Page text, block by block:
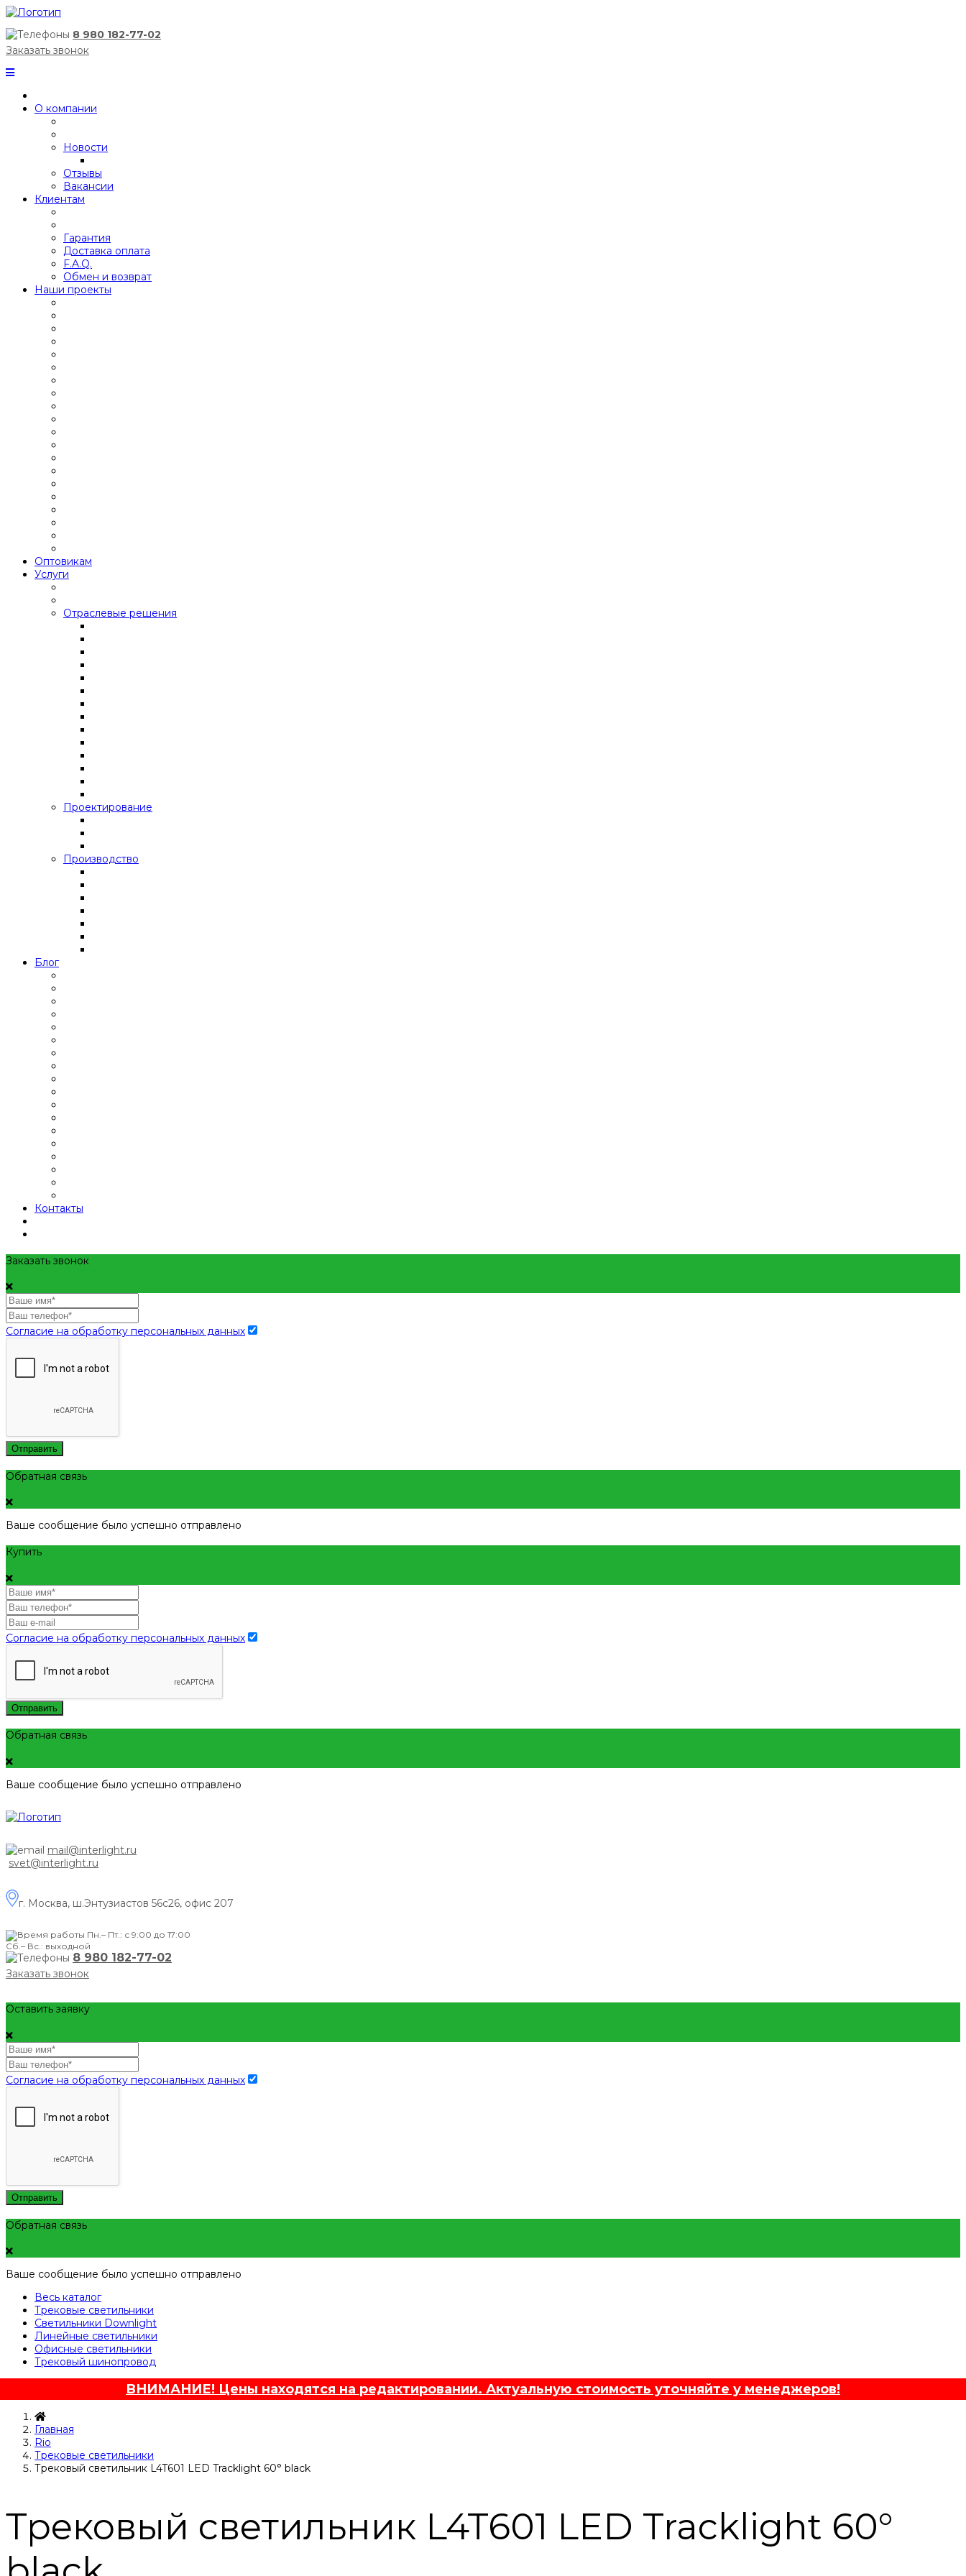
8 980 182-77-02
Заказать звонок
О компании
Новости
Отзывы
Вакансии
Клиентам
Гарантия
Доставка оплата
F.A.Q.
Обмен и возврат
Наши проекты
Оптовикам
Услуги
Отраслевые решения
Проектирование
Производство
Блог
Контакты
Заказать звонок
Согласие на обработку персональных данных
Отправить
Обратная связь
Ваше сообщение было успешно отправлено
Купить
Согласие на обработку персональных данных
Отправить
Обратная связь
Ваше сообщение было успешно отправлено
mail@interlight.ru
svet@interlight.ru
г. Москва, ш.Энтузиастов 56с26, офис 207
Пн.– Пт.: с 9:00 до 17:00
Сб.– Вс.: выходной
8 980 182-77-02
Заказать звонок
Оставить заявку
Согласие на обработку персональных данных
Отправить
Обратная связь
Ваше сообщение было успешно отправлено
Весь каталог
Трековые светильники
Светильники Downlight
Линейные светильники
Офисные светильники
Трековый шинопровод
ВНИМАНИЕ! Цены находятся на редактировании. Актуальную стоимость уточняйте у менеджеров!
Главная
Rio
Трековые светильники
Трековый светильник L4T601 LED Tracklight 60° black
Трековый светильник L4T601 LED Tracklight 60°